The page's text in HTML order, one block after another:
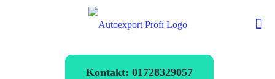
Kontakt: 01728329057